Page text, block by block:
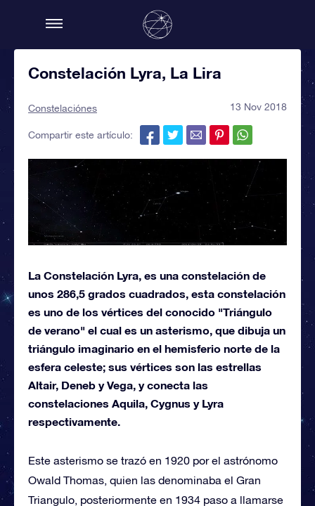
Constelación Lyra, La Lira
Constelaciónes 13 Nov 2018
Compartir este artículo:
La Constelación Lyra, es una constelación de
unos 286,5 grados cuadrados, esta constelación
es uno de los vértices del conocido "Triángulo
de verano" el cual es un asterismo, que dibuja un
triángulo imaginario en el hemisferio norte de la
esfera celeste; sus vértices son las estrellas
Altair, Deneb y Vega, y conecta las
constelaciones Aquila, Cygnus y Lyra
respectivamente.
Este asterismo se trazó en 1920 por el astrónomo
Owald Thomas, quien las denominaba el Gran
Triangulo, posteriormente en 1934 paso a llamarse